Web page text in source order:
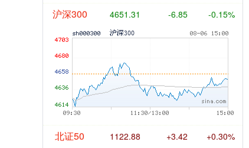
北证50 1122.88 +3.42 +0.30%